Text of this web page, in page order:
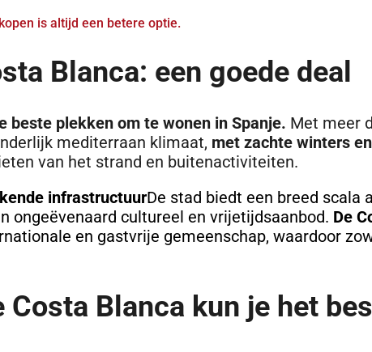
is altijd een betere optie.
Blanca: een goede deal
beste plekken om te wonen in Spanje. Met meer
mediterraan klimaat, met zachte winters
van het strand en buitenactiviteiten.
infrastructuurDe stad biedt een breed scala
ongeëvenaard cultureel en vrijetijdsaanbod. De
en gastvrije gemeenschap, waardoor
Blanca kun je het